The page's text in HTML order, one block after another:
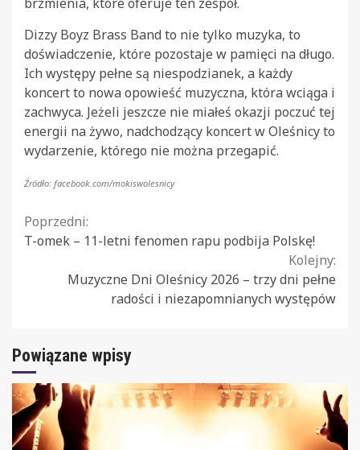
brzmienia, które oferuje ten zespół.
Dizzy Boyz Brass Band to nie tylko muzyka, to
doświadczenie, które pozostaje w pamięci na długo.
Ich występy pełne są niespodzianek, a każdy
koncert to nowa opowieść muzyczna, która wciąga i
zachwyca. Jeżeli jeszcze nie miałeś okazji poczuć tej
energii na żywo, nadchodzący koncert w Oleśnicy to
wydarzenie, którego nie można przegapić.
Źródło: facebook.com/mokiswolesnicy
Continue
Poprzedni:
T-omek – 11-letni fenomen rapu podbija Polskę!
Kolejny:
Muzyczne Dni Oleśnicy 2026 – trzy dni pełne
radości i niezapomnianych występów
Powiązane wpisy